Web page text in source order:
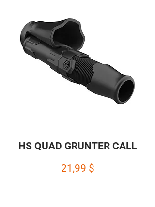
HS QUAD GRUNTER CALL
Prix
21,99 $